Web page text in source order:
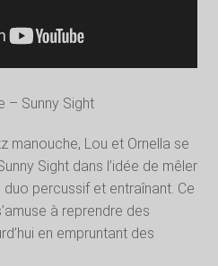
– Sunny Sight
manouche, Lou et Ornella se
Sight dans l’idée de mêler
percussif et entraînant. Ce
à reprendre des
en empruntant des